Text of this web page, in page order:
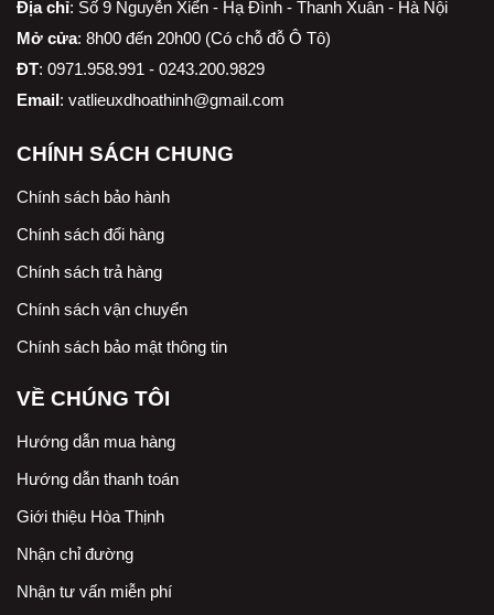
Địa chỉ: Số 9 Nguyễn Xiển - Hạ Đình - Thanh Xuân - Hà Nội
Mở cửa: 8h00 đến 20h00 (Có chỗ đỗ Ô Tô)
ĐT: 0971.958.991 - 0243.200.9829
Email: vatlieuxdhoathinh@gmail.com
CHÍNH SÁCH CHUNG
Chính sách bảo hành
Chính sách đổi hàng
Chính sách trả hàng
Chính sách vận chuyển
Chính sách bảo mật thông tin
VỀ CHÚNG TÔI
Hướng dẫn mua hàng
Hướng dẫn thanh toán
Giới thiệu Hòa Thịnh
Nhận chỉ đường
Nhận tư vấn miễn phí